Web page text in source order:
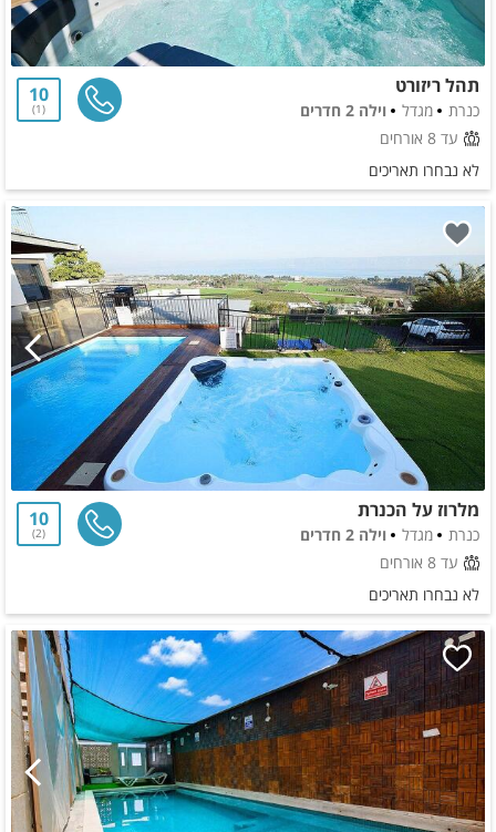
תהל ריזורט
כנרת מגדל
וילה 2 חדרים
עד 8 אורחים
10
1
לא נבחרו תאריכים
מלרוז על הכנרת
כנרת מגדל
וילה 2 חדרים
עד 8 אורחים
10
2
לא נבחרו תאריכים